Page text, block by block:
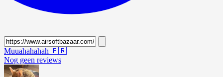
Muuahahahah 🇫🇷
Nog geen reviews